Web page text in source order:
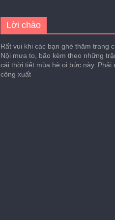
Lời chào
Rất vui khi các bạn ghé thăm trang
Nội mưa to, bão kèm theo những
cái thời tiết mùa hè oi bức này.
công xuất